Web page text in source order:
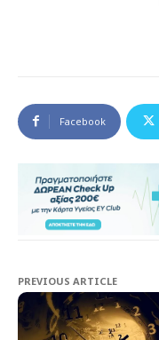
Facebook
PREVIOUS ARTICLE